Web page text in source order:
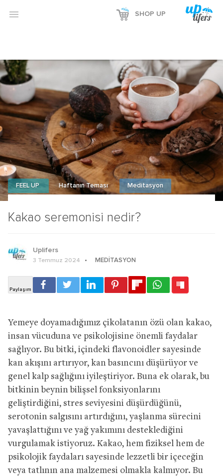
Reklamı Göster
Reklamı Gizle
 SHOP UP
Kakao seremonisi nedir?
FEEL UP Haftanın Teması Meditasyon
Uplifers
3 Temmuz 2024 MEDITASYON
Yemeye doyamadığımız çikolatanın özü olan kakao,
insan vücuduna ve psikolojisine önemli faydalar
sağlıyor. Bu bitki, içindeki flavonoidler sayesinde
kan akışını artırıyor, kan basıncını düşürüyor ve
genel kalp sağlığını iyileştiriyor. Buna ek olarak, bu
bitkinin beynin bilişsel fonksiyonlarını
geliştirdiğini, stres seviyesini düşürdüğünü,
serotonin salgısını artırdığını, yaşlanma sürecini
yavaşlattığını ve yağ yakımını desteklediğini
vurgulamak istiyoruz. Kakao, hem fiziksel hem de
psikolojik faydaları sayesinde lezzetli bir içeceğin
veya tatlının ana malzemesi olmakla kalmıyor. Bu